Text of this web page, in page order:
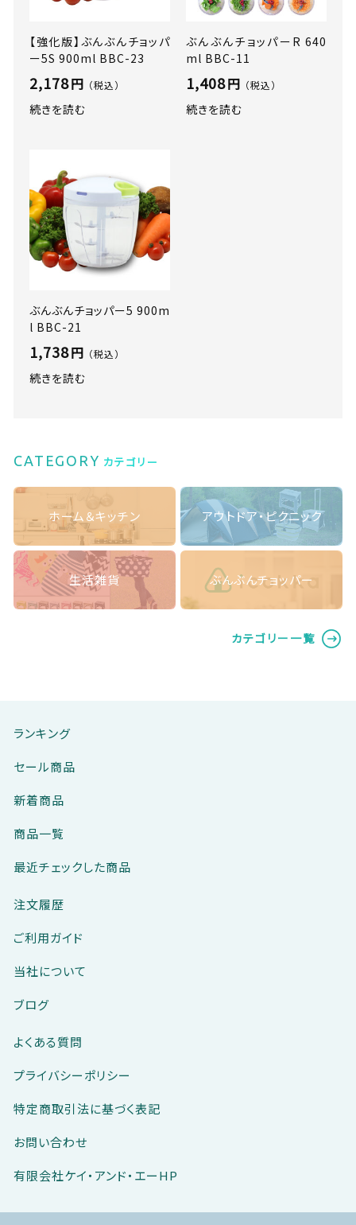
【強化版】ぶんぶんチョッパ
ー5S 900ml BBC-23
2,178円 （税込）
続きを読む
ぶんぶんチョッパーR 640
ml BBC-11
1,408円 （税込）
続きを読む
ぶんぶんチョッパー5 900m
l BBC-21
1,738円 （税込）
続きを読む
CATEGORY カテゴリー
ホーム＆キッチン アウトドア・ピクニック
生活雑貨 ぶんぶんチョッパー
カテゴリー一覧
ランキング
セール商品
新着商品
商品一覧
最近チェックした商品
注文履歴
ご利用ガイド
当社について
ブログ
よくある質問
プライバシーポリシー
特定商取引法に基づく表記
お問い合わせ
有限会社ケイ・アンド・エーHP